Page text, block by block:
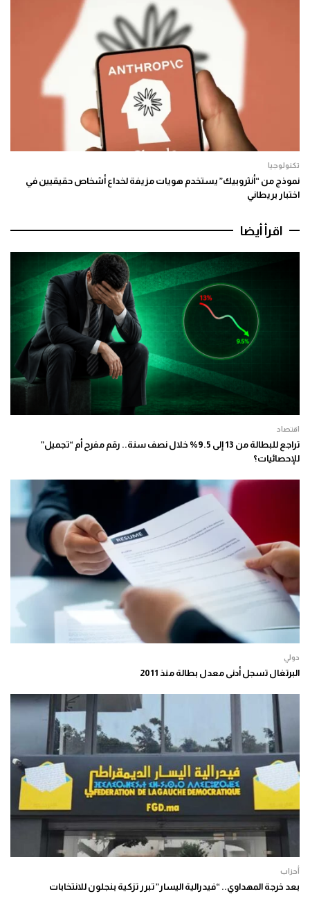
تكنولوجيا
نموذج من “أنثروبيك” يستخدم هويات مزيفة لخداع أشخاص حقيقيين في
اختبار بريطاني
اقرأ أيضا
اقتصاد
تراجع للبطالة من 13 إلى 9.5% خلال نصف سنة.. رقم مفرح أم “تجميل”
للإحصائيات؟
دولي
البرتغال تسجل أدنى معدل بطالة منذ 2011
أحزاب
بعد خرجة المهداوي.. “فيدرالية اليسار” تبرر تزكية بنجلون للانتخابات